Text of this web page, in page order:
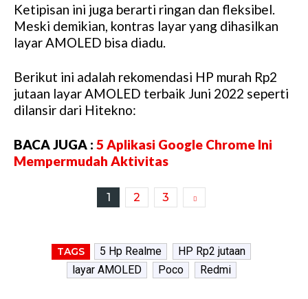
Ketipisan ini juga berarti ringan dan fleksibel.
Meski demikian, kontras layar yang dihasilkan
layar AMOLED bisa diadu.
Berikut ini adalah rekomendasi HP murah Rp2
jutaan layar AMOLED terbaik Juni 2022 seperti
dilansir dari Hitekno:
BACA JUGA : 5 Aplikasi Google Chrome Ini
Mempermudah Aktivitas
1 2 3
TAGS 5 Hp Realme
HP Rp2 jutaan
layar AMOLED
Poco Redmi